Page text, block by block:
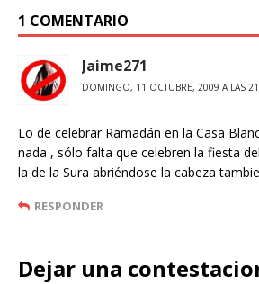
1 COMENTARIO
Jaime271
DOMINGO, 11 OCTUBRE, 2009 A LAS
Lo de celebrar Ramadán en la Casa
nada , sólo falta que celebren la fiesta
la de la Sura abriéndose la cabeza
RESPONDER
Dejar una